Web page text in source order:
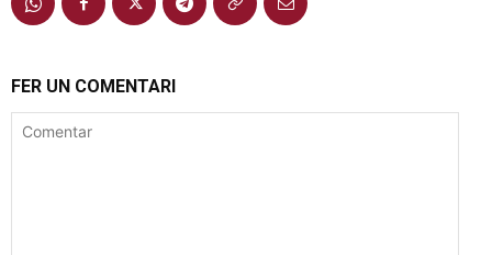
FER UN COMENTARI